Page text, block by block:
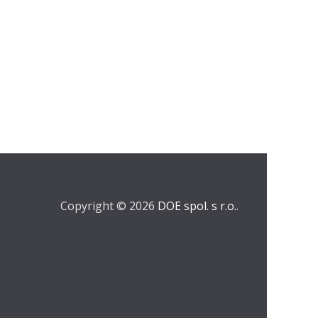
Copyright © 2026 DOE spol. s r.o..